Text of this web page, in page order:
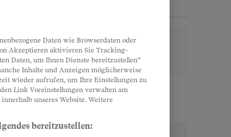
Daten wie Browserdaten oder
Akzeptieren aktivieren Sie Tracking-
Daten, um Ihnen Dienste bereitzustellen“
Inhalte und Anzeigen möglicherweise
wieder aufrufen, um Ihre Einstellungen zu
Link Voreinstellungen verwalten am
unseres Website. Weitere
bereitzustellen: